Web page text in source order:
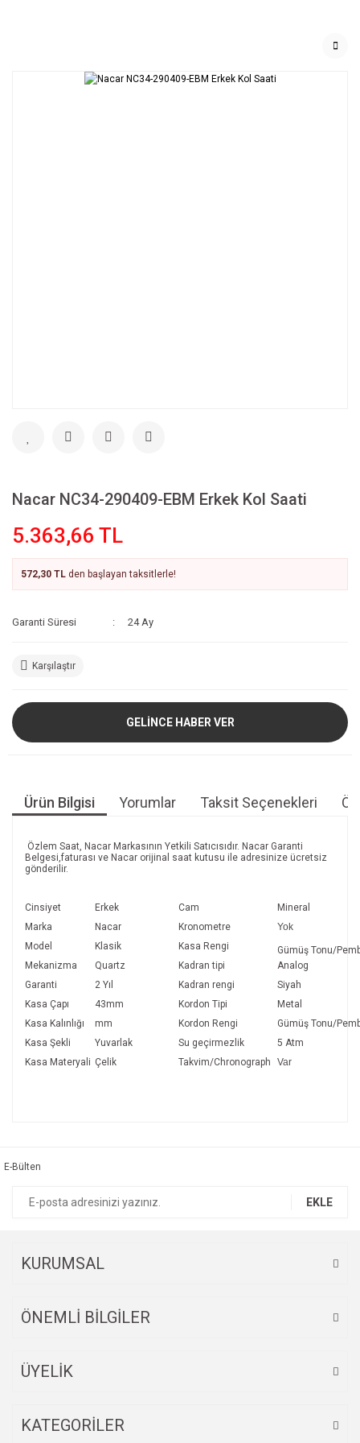
Nacar NC34-290409-EBM Erkek Kol Saati
5.363,66 TL
572,30 TL den başlayan taksitlerle!
Garanti Süresi 24 Ay
Karşılaştır
GELİNCE HABER VER
Ürün Bilgisi Yorumlar Taksit Seçenekleri
Özlem Saat, Nacar Markasının Yetkili Satıcısıdır. Nacar Garanti
Belgesi,faturası ve Nacar orijinal saat kutusu ile adresinize ücretsiz
gönderilir.
Cinsiyet Erkek Cam
Mineral
Marka
Nacar Kronometre
Yok
Model
Klasik Kasa Rengi
Gümüş Tonu/
Mekanizma
Quartz Kadran tipi
Garanti
2 Yıl Kadran rengi
Siyah
Kasa Çapı
43mm Kordon Tipi
Metal
Kasa Kalınlığı
mm Kordon Rengi
Gümüş Tonu/
Kasa Şekli
Yuvarlak Su geçirmezlik
5 Atm
Kasa Materyali Çelik Takvim/Chronograph Var
Ürün fiyatı diğer sitelerden daha pahalı.
E-Bülten
EKLE
KURUMSAL
ÖNEMLİ BİLGİLER
ÜYELİK
KATEGORİLER